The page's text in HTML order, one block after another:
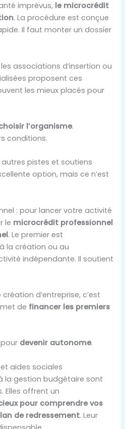
imprévus, le microcrédit
. La procédure est conçue
Il faut monter un dossier
associations d’insertion ou
proposent ces
les mieux placés pour
l’organisme.
conditions.
pistes et soutiens
option, mais ce n’est
: pour lancer votre activité
le microcrédit professionnel
. Le premier est
la création ou au
indépendante. Il soutient
d’entreprise, c’est
de financer les premiers
devenir autonome.
aides sociales
la gestion budgétaire sont
Elles offrent un
pour comprendre vos
de redressement. Leur